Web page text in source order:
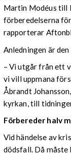
Martin Modéus till
förberedelserna
rapporterar
Anledningen är
– Vi utgår från ett
vi vill uppmana
Åbrandt
kyrkan, till
Förbereder halv
Vid händelse av
dödsfall. Då